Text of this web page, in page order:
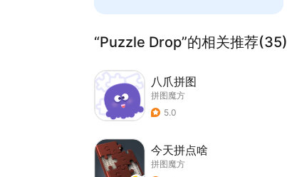
“Puzzle Drop”的相关推荐(35)
八爪拼图
拼图魔方
5.0
今天拼点啥
拼图魔方